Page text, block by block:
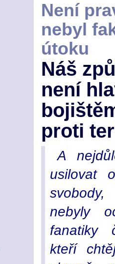
Není
nebyl
útoku
Náš
není
proti
A
usilovat
nebyly
fanatiky
kteří